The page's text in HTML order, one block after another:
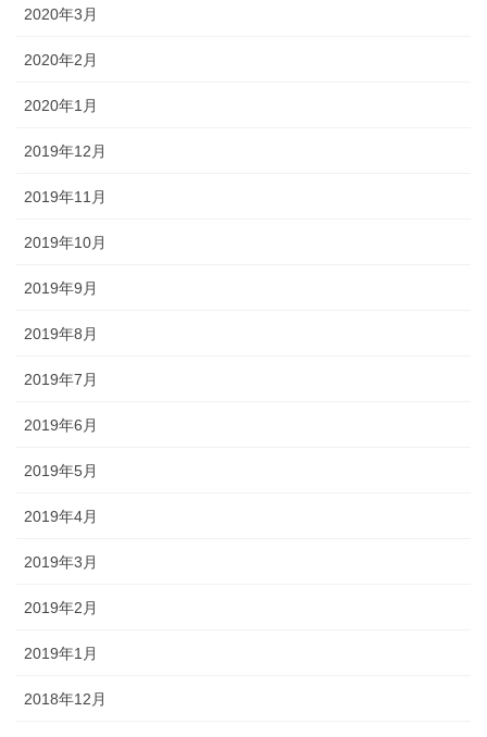
2020年3月
2020年2月
2020年1月
2019年12月
2019年11月
2019年10月
2019年9月
2019年8月
2019年7月
2019年6月
2019年5月
2019年4月
2019年3月
2019年2月
2019年1月
2018年12月